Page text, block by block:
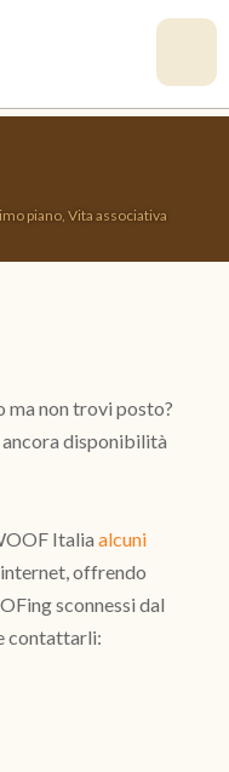
piano, Vita associativa
ma non trovi posto?
ancora disponibilità
Italia alcuni
offrendo
sconnessi dal
contattarli: